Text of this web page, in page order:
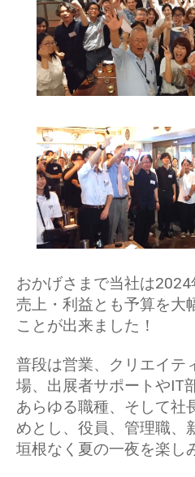
おかげさまで当社は
売上・利益とも予算を大
ことが出来ました！
普段は営業、クリエイテ
場、出展者サポートやIT
あらゆる職種、そして社
めとし、役員、管理職、
垣根なく夏の一夜を楽し